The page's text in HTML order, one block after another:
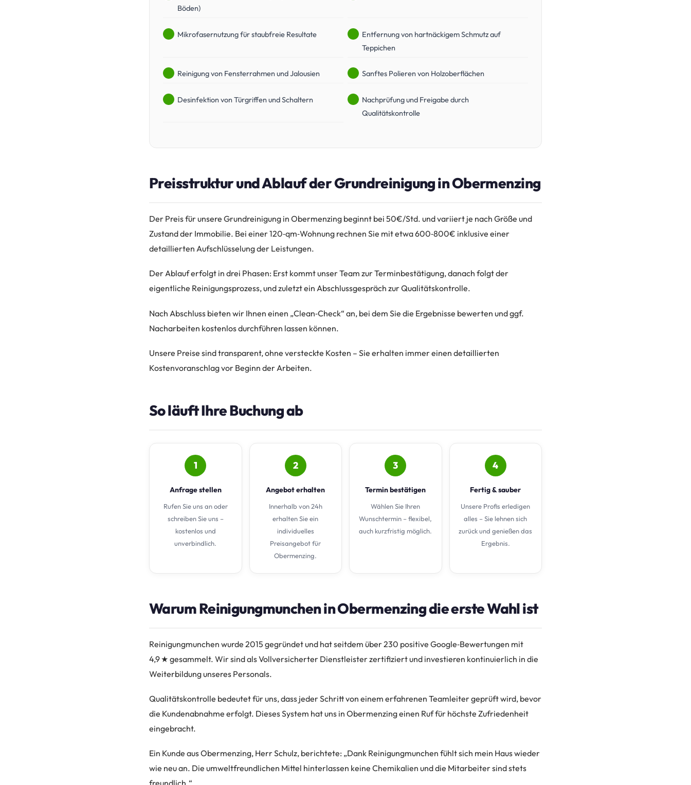
Böden)
Mikrofasernutzung für staubfreie Resultate
Entfernung von hartnäckigem Schmutz auf
Teppichen
Reinigung von Fensterrahmen und Jalousien Sanftes Polieren von Holzoberflächen
Desinfektion von Türgriffen und Schaltern
Nachprüfung und Freigabe durch
Qualitätskontrolle
Preisstruktur und Ablauf der Grundreinigung in Obermenzing
Der Preis für unsere Grundreinigung in Obermenzing beginnt bei 50€/Std. und variiert je nach Größe und
Zustand der Immobilie. Bei einer 120‑qm‑Wohnung rechnen Sie mit etwa 600‑800€ inklusive einer
detaillierten Aufschlüsselung der Leistungen.
Der Ablauf erfolgt in drei Phasen: Erst kommt unser Team zur Terminbestätigung, danach folgt der
eigentliche Reinigungsprozess, und zuletzt ein Abschlussgespräch zur Qualitätskontrolle.
Nach Abschluss bieten wir Ihnen einen „Clean‑Check“ an, bei dem Sie die Ergebnisse bewerten und ggf.
Nacharbeiten kostenlos durchführen lassen können.
Unsere Preise sind transparent, ohne versteckte Kosten – Sie erhalten immer einen detaillierten
Kostenvoranschlag vor Beginn der Arbeiten.
So läuft Ihre Buchung ab
1
Anfrage stellen
Rufen Sie uns an oder
schreiben Sie uns –
kostenlos und
unverbindlich.
2
Angebot erhalten
Innerhalb von 24h
erhalten Sie ein
individuelles
Preisangebot für
Obermenzing.
3
Termin bestätigen
Wählen Sie Ihren
Wunschtermin – flexibel,
auch kurzfristig möglich.
4
Fertig & sauber
Unsere Profis erledigen
alles – Sie lehnen sich
zurück und genießen das
Ergebnis.
Warum Reinigungmunchen in Obermenzing die erste Wahl ist
Reinigungmunchen wurde 2015 gegründet und hat seitdem über 230 positive Google‑Bewertungen mit
4,9 ★ gesammelt. Wir sind als Vollversicherter Dienstleister zertifiziert und investieren kontinuierlich in die
Weiterbildung unseres Personals.
Qualitätskontrolle bedeutet für uns, dass jeder Schritt von einem erfahrenen Teamleiter geprüft wird, bevor
die Kundenabnahme erfolgt. Dieses System hat uns in Obermenzing einen Ruf für höchste Zufriedenheit
eingebracht.
Ein Kunde aus Obermenzing, Herr Schulz, berichtete: „Dank Reinigungmunchen fühlt sich mein Haus wieder
wie neu an. Die umweltfreundlichen Mittel hinterlassen keine Chemikalien und die Mitarbeiter sind stets